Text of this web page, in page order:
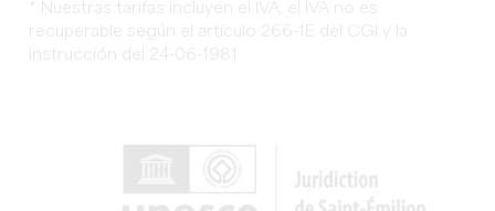
* Nuestras tarifas incluyen el IVA, el IVA no es
recuperable según el artículo 266-1E del CGI y la
instrucción del 24-06-1981